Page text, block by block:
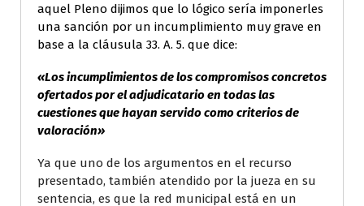
aquel Pleno dijimos que lo lógico sería imponerles
una sanción por un incumplimiento muy grave en
base a la cláusula 33. A. 5. que dice:
«Los incumplimientos de los compromisos concretos
ofertados por el adjudicatario en todas las
cuestiones que hayan servido como criterios de
valoración»
Ya que uno de los argumentos en el recurso
presentado, también atendido por la jueza en su
sentencia, es que la red municipal está en un